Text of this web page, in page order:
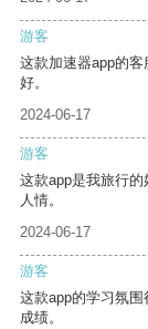
游客
这款加速器app的
好。
2024-06-17
游客
这款app是我旅行
人情。
2024-06-17
游客
这款app的学习氛
成绩。